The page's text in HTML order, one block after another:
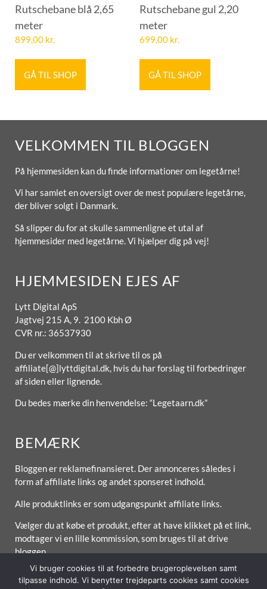
Rutschebane blå 2,65
meter
899,00 kr.
GÅ TIL SHOP
Rutschebane gul 2,20
meter
699,00 kr.
GÅ TIL SHOP
VELKOMMEN TIL BLOGGEN
På hjemmesiden kan du finde informationer om legetårne!
Vi har samlet en oversigt over de mest populære legetårne,
der bliver solgt i Danmark.
Så slipper du for at skulle sammenligne et utal af
hjemmesider med legetårne. Vi hjælper dig på vej!
HJEMMESIDEN EJES AF
Lytt Digital ApS
Jagtvej 215 A, 9. 2100 Kbh Ø
CVR nr.: 36537930
Du er velkommen til at skrive til os på
affiliate[@]lyttdigital.dk, hvis du har forslag til forbedringer
af siden eller lignende.
Du bedes mærke din henvendelse: “Legetaarn.dk”
BEMÆRK
Bloggen er reklamefinansieret. Der annonceres således i
form af affiliate links og andet sponseret indhold.
Alle produktlinks er som udgangspunkt affiliate links.
Vælger du at købe et produkt, efter at have klikket på et link,
modtager vi en lille kommission, som bruges til at drive
bloggen.
Vi bruger cookies til at forbedre brugeroplevelsen samt
tilpasse indhold. Vi benytter trejdeparts cookies samt cookies